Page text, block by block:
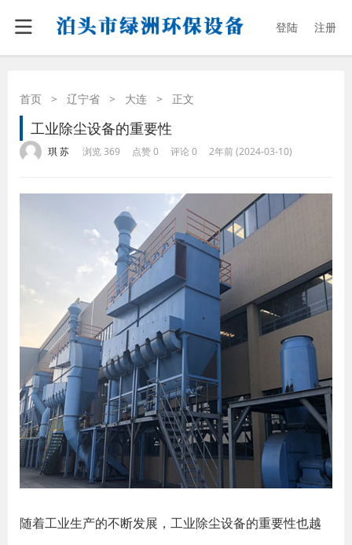
登陆 注册
首页 > 辽宁省 > 大连 > 正文
工业除尘设备的重要性
琪 苏 浏览 369 点赞 0 评论 0 2年前 (2024-03-10)
随着工业生产的不断发展，工业除尘设备的重要性也越